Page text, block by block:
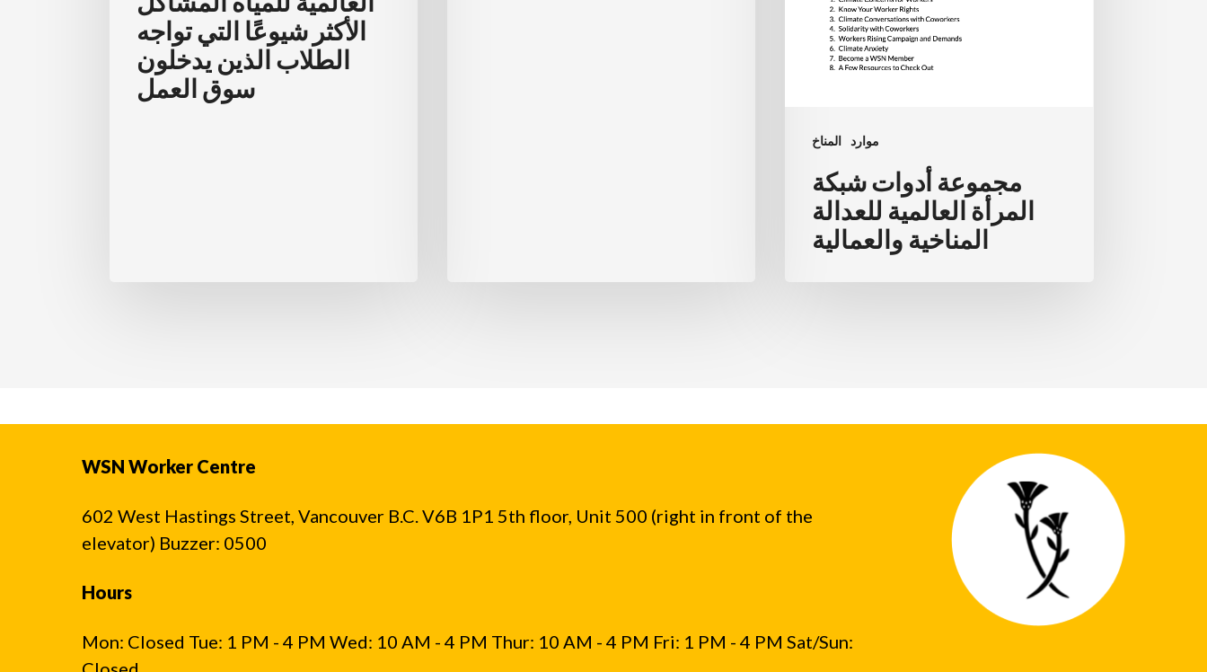
التي
تواجه
الطلاب
الذين
الأكثر شيوعًا التي تواجه
الطلاب الذين يدخلون
سوق العمل
المناخ موارد
مجموعة أدوات شبكة
المرأة العالمية للعدالة
المناخية والعمالية
WSN Worker Centre
602 West Hastings Street, Vancouver B.C. V6B 1P1 5th floor, Unit 500 (right in front of the
elevator) Buzzer: 0500
Hours
Mon: Closed Tue: 1 PM - 4 PM Wed: 10 AM - 4 PM Thur: 10 AM - 4 PM Fri: 1 PM - 4 PM Sat/Sun: